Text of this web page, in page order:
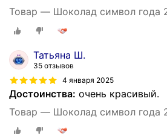
Товар — Шоколад символ года
Татьяна Ш.
35 отзывов
4 января 2025
Достоинства: очень красивый.
Товар — Шоколад символ года